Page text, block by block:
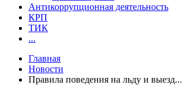
Антикоррупционная деятельность
КРП
ТИК
...
Главная
Новости
Правила поведения на льду и выезд...